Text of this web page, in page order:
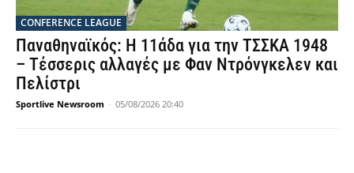
CONFERENCE LEAGUE
Παναθηναϊκός: Η 11άδα για την ΤΣΣΚΑ 1948
– Τέσσερις αλλαγές με Φαν Ντρόνγκελεν και
Πελίστρι
Sportlive Newsroom - 05/08/2026 20:40